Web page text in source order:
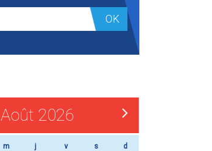
OK
Août 2026
m j v s d